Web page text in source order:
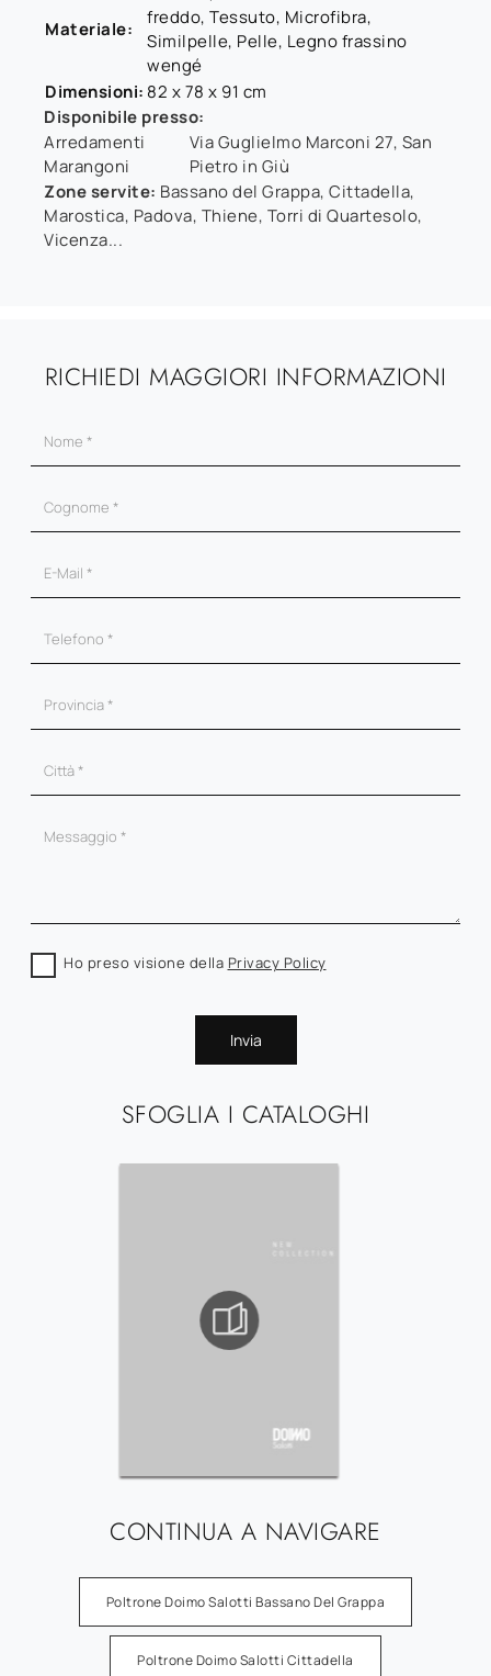
Materiale:
freddo, Tessuto, Microfibra,
Similpelle, Pelle, Legno frassino
wengé
Dimensioni: 82 x 78 x 91 cm
Disponibile presso:
Arredamenti
Marangoni
Via Guglielmo Marconi 27, San
Pietro in Giù
Zone servite: Bassano del Grappa, Cittadella,
Marostica, Padova, Thiene, Torri di Quartesolo,
Vicenza...
SFOGLIA I CATALOGHI
CONTINUA A NAVIGARE
Poltrone Doimo Salotti Bassano Del Grappa
Poltrone Doimo Salotti Cittadella
RICHIEDI MAGGIORI INFORMAZIONI
Ho preso visione della Privacy Policy
Invia